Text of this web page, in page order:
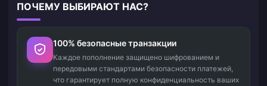
ПОЧЕМУ ВЫБИРАЮТ НАС?
100% безопасные транзакции
Каждое пополнение защищено шифрованием и
передовыми стандартами безопасности платежей,
что гарантирует полную конфиденциальность ваших